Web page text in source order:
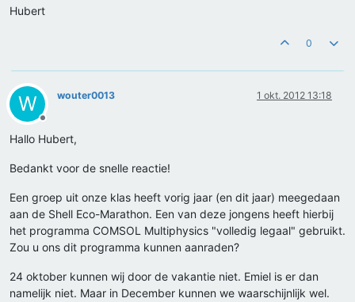
Hubert
0
W
Offline
wouter0013 1 okt. 2012 13:18
Hallo Hubert,
Bedankt voor de snelle reactie!
Een groep uit onze klas heeft vorig jaar (en dit jaar) meegedaan
aan de Shell Eco-Marathon. Een van deze jongens heeft hierbij
het programma COMSOL Multiphysics "volledig legaal" gebruikt.
Zou u ons dit programma kunnen aanraden?
24 oktober kunnen wij door de vakantie niet. Emiel is er dan
namelijk niet. Maar in December kunnen we waarschijnlijk wel.